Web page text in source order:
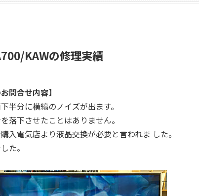
KAWの修理実績
問合せ内容】
半分に横縞のノイズが出ます。
落下させたことはありません。
入電気店より液晶交換が必要と言われま した。
た。